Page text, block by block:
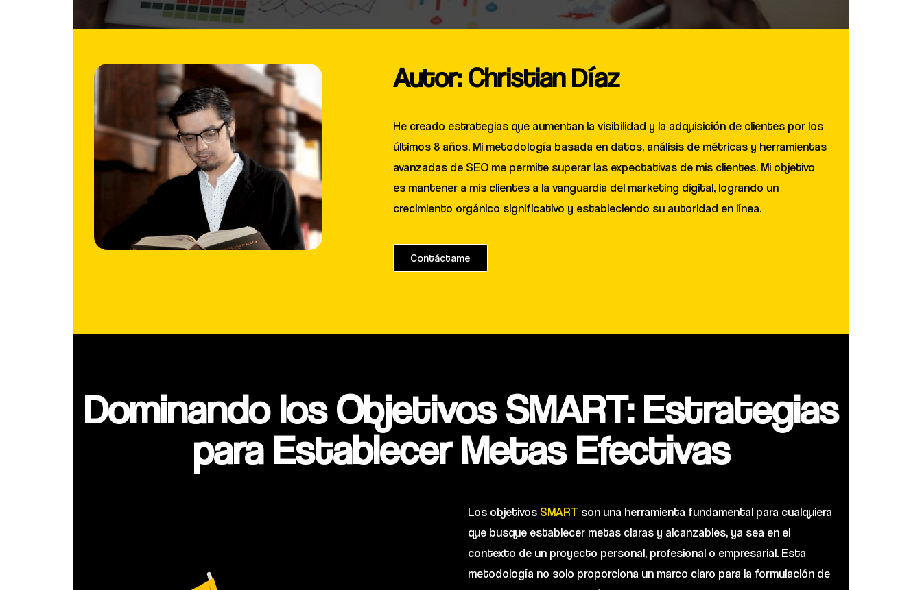
Autor: Christian Díaz
He creado estrategias que aumentan la visibilidad y la adquisición de clientes por los
últimos 8 años. Mi metodología basada en datos, análisis de métricas y herramientas
avanzadas de SEO me permite superar las expectativas de mis clientes. Mi objetivo
es mantener a mis clientes a la vanguardia del marketing digital, logrando un
crecimiento orgánico significativo y estableciendo su autoridad en línea.
Contáctame
Dominando los Objetivos SMART: Estrategias
para Establecer Metas Efectivas
Los objetivos SMART son una herramienta fundamental para cualquiera
que busque establecer metas claras y alcanzables, ya sea en el
contexto de un proyecto personal, profesional o empresarial. Esta
metodología no solo proporciona un marco claro para la formulación de